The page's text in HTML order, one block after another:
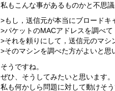
私もこんな事があるものかと不思議
>もし，送信元が本当にブロードキ
>パケットのMACアドレスを調べて
>それを頼りにして，送信元のマシ
>そのマシンを調べた方がよいと思
そうですね。
ぜひ、そうしてみたいと思います。
私も何かしら問題に対して動けそ